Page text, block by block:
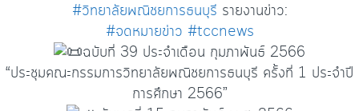
o
e tt
er
se
n
ge
r
lo
o
k.
c
ail
#วิทยาลัยพณิชยการธนบุรี รายงานข่าว:
#จดหมายข่าว #tccnews
ฉบับที่ 39 ประจำเดือน กุมภาพันธ์ 2566
“ประชุมคณะกรรมการวิทยาลัยพณิชยการธนบุรี ครั้งที่ 1 ประจำปี
การศึกษา 2566”